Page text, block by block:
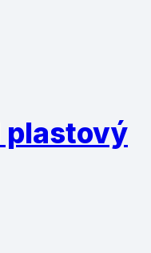
plastový